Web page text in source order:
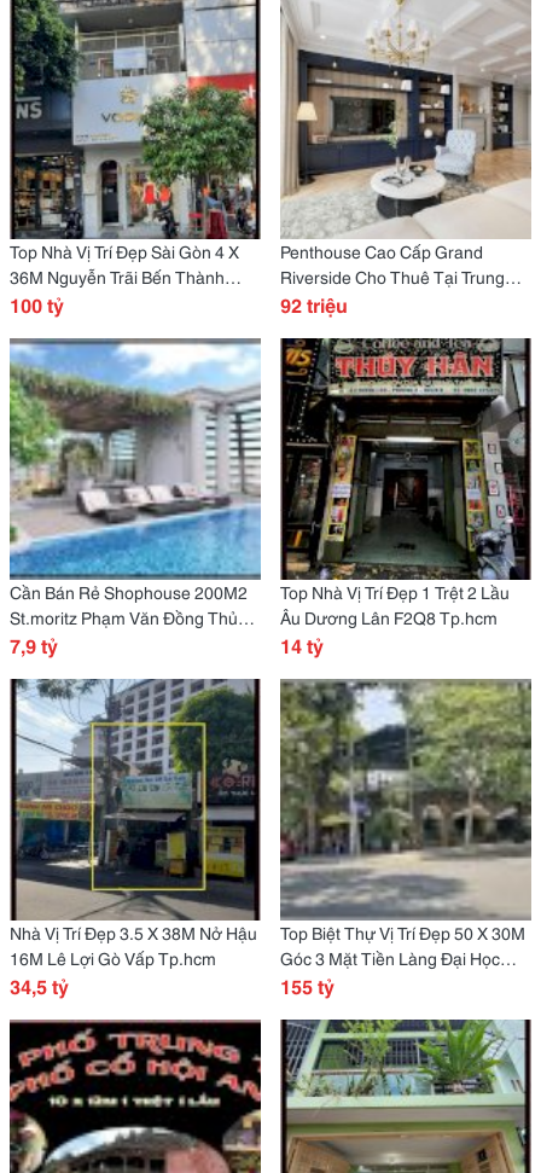
Top Nhà Vị Trí Đẹp Sài Gòn 4 X
36M Nguyễn Trãi Bến Thành
Quận 1
100 tỷ
Penthouse Cao Cấp Grand
Riverside Cho Thuê Tại Trung
Tâm Tp.hcm
92 triệu
Cần Bán Rẻ Shophouse 200M2
St.moritz Phạm Văn Đồng Thủ
Đức Tp.hcm
7,9 tỷ
Top Nhà Vị Trí Đẹp 1 Trệt 2 Lầu
Âu Dương Lân F2Q8 Tp.hcm
14 tỷ
Nhà Vị Trí Đẹp 3.5 X 38M Nở Hậu
16M Lê Lợi Gò Vấp Tp.hcm
34,5 tỷ
Top Biệt Thự Vị Trí Đẹp 50 X 30M
Góc 3 Mặt Tiền Làng Đại Học
Bình Thọ Thủ Đức Tp.hcm
155 tỷ